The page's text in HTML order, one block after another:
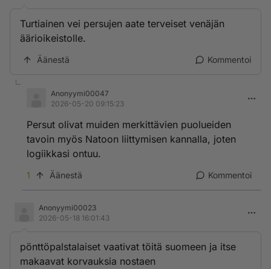
Turtiainen vei persujen aate terveiset venäjän
äärioikeistolle.
Äänestä Kommentoi
Anonyymi00047
2026-05-20 09:15:23
Persut olivat muiden merkittävien puolueiden
tavoin myös Natoon liittymisen kannalla, joten
logiikkasi ontuu.
1 Äänestä Kommentoi
Anonyymi00023
2026-05-18 16:01:43
pönttöpalstalaiset vaativat töitä suomeen ja itse
makaavat korvauksia nostaen